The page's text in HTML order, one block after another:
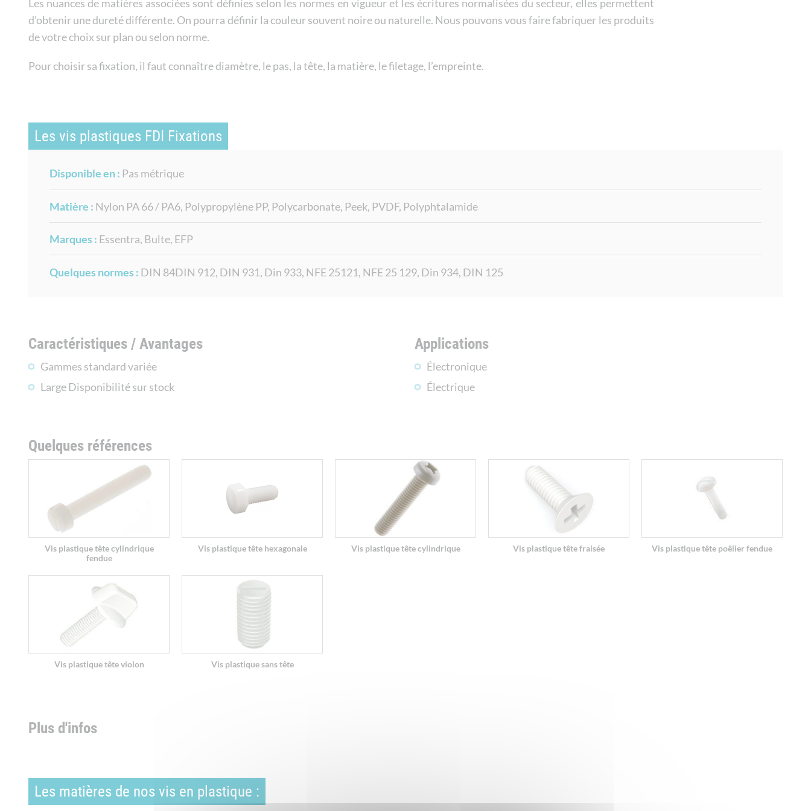
Les nuances de matières associées sont définies selon les normes en vigueur et les écritures normalisées du secteur, elles permettent
d’obtenir une dureté différente. On pourra définir la couleur souvent noire ou naturelle. Nous pouvons vous faire fabriquer les produits
de votre choix sur plan ou selon norme.
Pour choisir sa fixation, il faut connaître diamètre, le pas, la tête, la matière, le filetage, l’empreinte.
Les vis plastiques FDI Fixations
Disponible en : Pas métrique
Matière : Nylon PA 66 / PA6, Polypropylène PP, Polycarbonate, Peek, PVDF, Polyphtalamide
Marques : Essentra, Bulte, EFP
Quelques normes : DIN 84DIN 912, DIN 931, Din 933, NFE 25121, NFE 25 129, Din 934, DIN 125
Caractéristiques / Avantages
Gammes standard variée
Large Disponibilité sur stock
Applications
Électronique
Électrique
Quelques références
Vis plastique tête cylindrique
fendue
Vis plastique tête hexagonale Vis plastique tête cylindrique Vis plastique tête fraisée Vis plastique tête poêlier fendue
Vis plastique tête violon Vis plastique sans tête
Plus d'infos
Les matières de nos vis en plastique :